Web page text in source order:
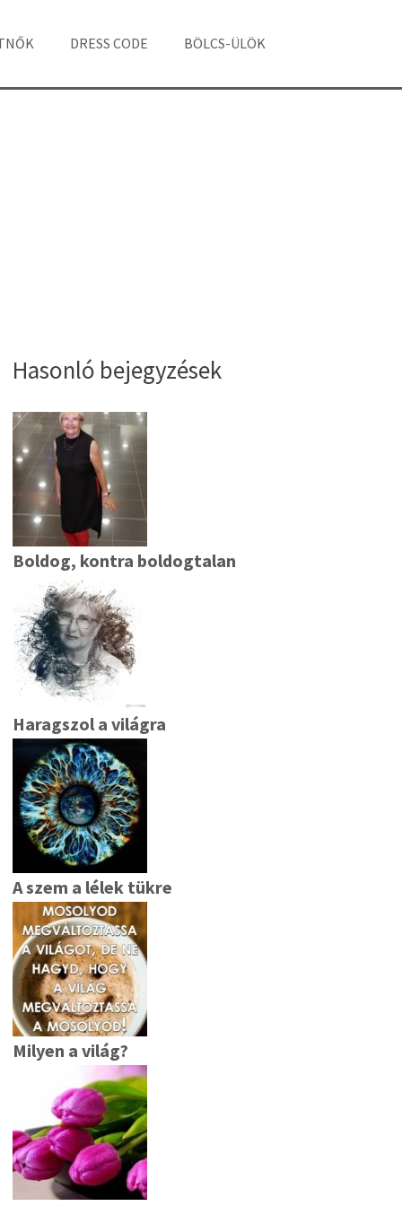
DRESS CODE BÖLCS-ÜLÖK
Hasonló bejegyzések
Boldog, kontra boldogtalan
Haragszol a világra
A szem a lélek tükre
Milyen a világ?